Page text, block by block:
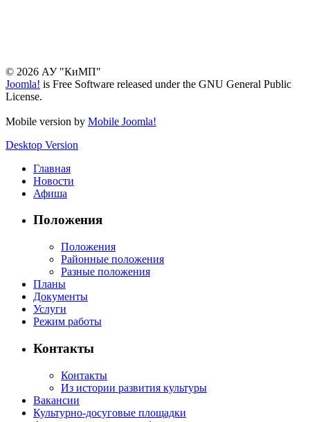
© 2026 АУ "КиМП"
Joomla! is Free Software released under the GNU General Public
License.
Mobile version by Mobile Joomla!
Desktop Version
Главная
Новости
Афиша
Положения
Положения
Районные положения
Разные положения
Планы
Документы
Услуги
Режим работы
Контакты
Контакты
Из истории развития культуры
Вакансии
Культурно-досуговые площадки